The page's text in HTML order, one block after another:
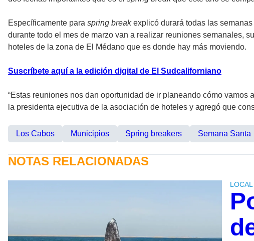
Específicamente para spring breakexplicó durará todas las
durante todo el mes de marzo van a realizar reuniones semanales,
hoteles de la zona de El Médano que es donde hay más moviendo.
Suscríbete aquí a la edición digital de El Sudcaliforniano
“Estas reuniones nos dan oportunidad de ir planeando cómo
la presidenta ejecutiva de la asociación de hoteles y agregó que
Los Cabos Municipios Spring breakers Semana Santa
NOTAS RELACIONADAS
LOCAL